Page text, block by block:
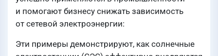
и помогают бизнесу снижать зависимость
от сетевой электроэнергии:
Эти примеры демонстрируют, как солнечные